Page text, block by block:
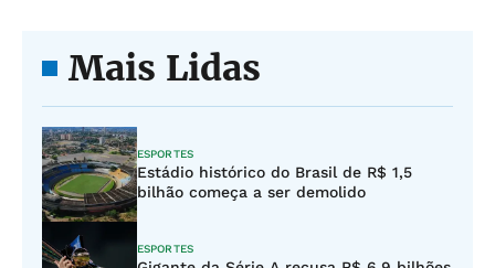
Mais Lidas
ESPORTES
Estádio histórico do Brasil de R$ 1,5
bilhão começa a ser demolido
ESPORTES